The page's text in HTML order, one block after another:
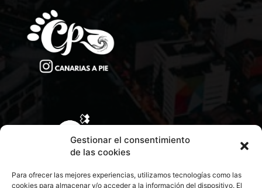
Gestionar el consentimiento
de las cookies
Para ofrecer las mejores experiencias, utilizamos tecnologías como las
cookies para almacenar y/o acceder a la información del dispositivo. El